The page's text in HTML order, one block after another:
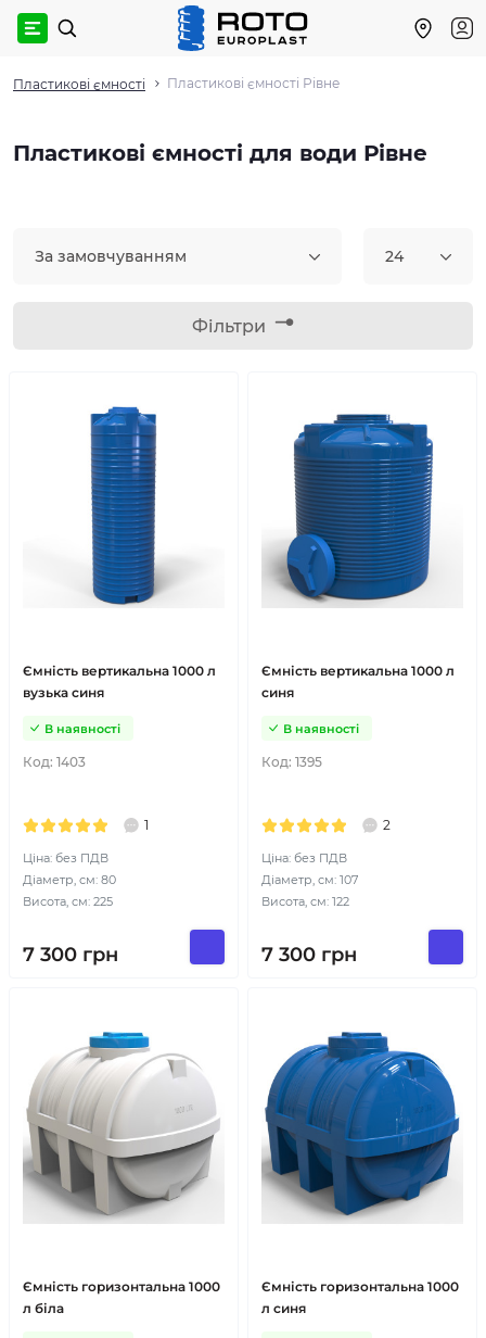
Пластикові ємності Пластикові ємності Рівне
Пластикові ємності для води Рівне
За замовчуванням 24
Фільтри
Ємність вертикальна 1000 л
вузька синя
Код: 1403
В наявності
1
Ціна: без ПДВ
Діаметр, см: 80
Висота, см: 225
7 300 грн
Ємність вертикальна 1000 л
синя
Код: 1395
В наявності
2
Ціна: без ПДВ
Діаметр, см: 107
Висота, см: 122
7 300 грн
Ємність горизонтальна 1000
л біла
Ємність горизонтальна 1000
л синя